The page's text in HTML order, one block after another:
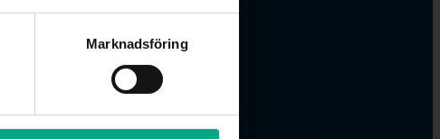
Marknadsföring
och följ